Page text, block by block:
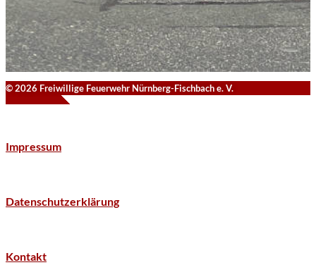
© 2026 Freiwillige Feuerwehr Nürnberg-Fischbach e. V.
Impressum
Datenschutzerklärung
Kontakt